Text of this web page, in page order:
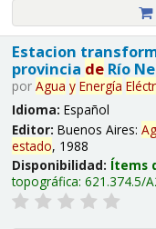
Estacion
provincia deRío
por Agua y Energía
Idioma: Español
Editor: Buenos Aires:
estado, 1988
Disponibilidad: Ítems
topográfica: 621.374.5/